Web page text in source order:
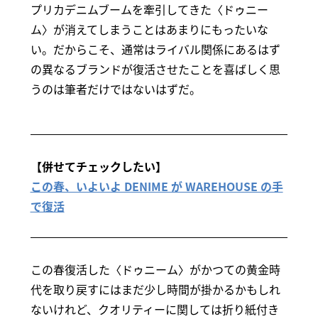
プリカデニムブームを牽引してきた〈ドゥニー
ム〉が消えてしまうことはあまりにもったいな
い。だからこそ、通常はライバル関係にあるはず
の異なるブランドが復活させたことを喜ばしく思
うのは筆者だけではないはずだ。
【併せてチェックしたい】
この春、いよいよ DENIME が WAREHOUSE の手
で復活
この春復活した〈ドゥニーム〉がかつての黄金時
代を取り戻すにはまだ少し時間が掛かるかもしれ
ないけれど、クオリティーに関しては折り紙付き